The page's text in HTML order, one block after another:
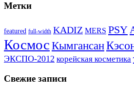
Метки
featured full-width KADIZ MERS PSY
Космос Кымгансан
ЭКСПО-2012 корейская косметика
Свежие записи